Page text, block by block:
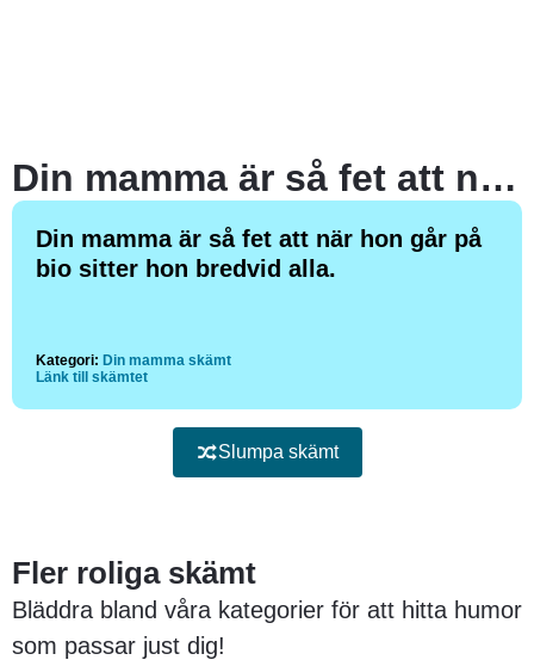
Din mamma är så fet att när hon går på bio sitter hon bredvid alla.
Din mamma är så fet att när hon går på
bio sitter hon bredvid alla.
Kategori: Din mamma skämt
Länk till skämtet
Slumpa skämt
Fler roliga skämt
Bläddra bland våra kategorier för att hitta humor
som passar just dig!